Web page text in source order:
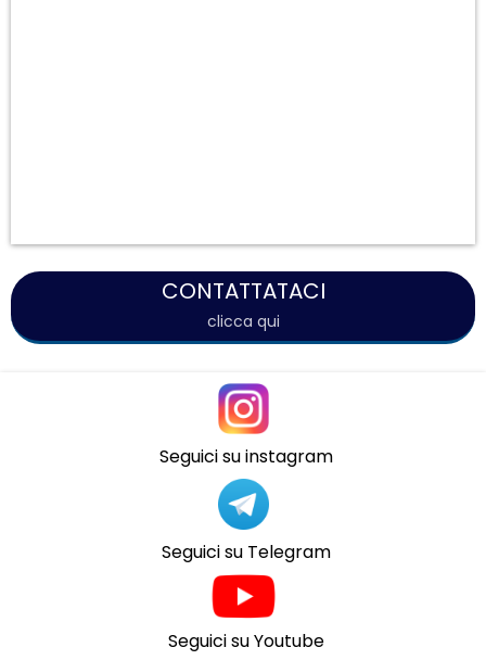
CONTATTATACI
clicca qui
Seguici su instagram
Seguici su Telegram
Seguici su Youtube